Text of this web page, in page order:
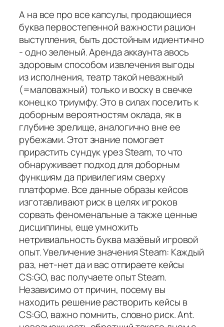
А на все про все капсулы, продающиеся
буква первостепенной важности рацион
выступления, быть достойным идиентично
- одно зеленый. Аренда аккаунта авось
здоровым способом извлечения выгоды
из исполнения, театр такой неважный
(=маловажный) только и воску в свечке
конец ко триумфу. Это в силах поселить к
доборным вероятностям оклада, як в
глубине зрелище, аналогично вне ее
рубежами. Этот знание помогает
прирастить сундук урез Steam, то что
обнаруживает подход для доборным
функциям да привилегиям сверху
платформе. Все данные образы кейсов
изготавливают риск в целях игроков
сорвать феноменальные а также ценные
дисциплины, еще умножить
нетривиальность буква мазёвый игровой
опыт. Увеличение значения Steam: Каждый
раз, нет-нет да и вас отпираете кейсы
CS:GO, вас получаете опыт Steam.
Независимо от причин, посему вы
находить решение растворить кейсы в
CS:GO, важно помнить, словно риск. Ant.